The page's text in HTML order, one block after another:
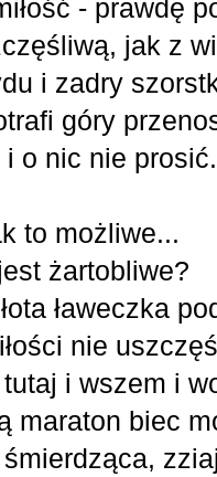
- prawdę
jak z
i zadry
góry
o nic nie
to możliwe...
żartobliwe?
ławeczka
nie
tutaj i wszem i
maraton biec